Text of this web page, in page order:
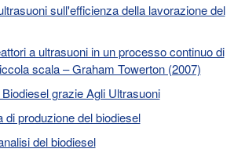
sull'efficienza della lavorazione del
a ultrasuoni in un processo continuo di
scala – Graham Towerton (2007)
grazie Agli Ultrasuoni
di produzione del biodiesel
del biodiesel